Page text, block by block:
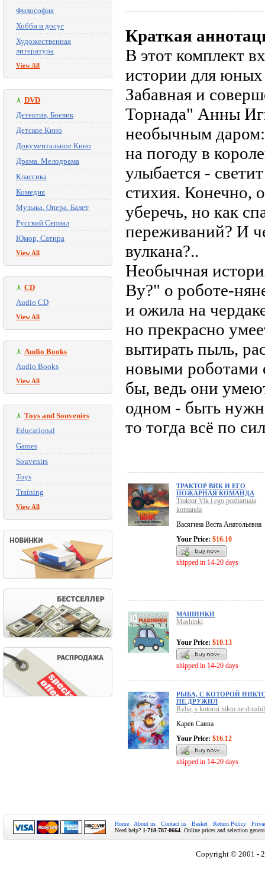
Философия
Хобби и досуг
Художественная
литература
View All
DVD
Детектив, Боевик
Детское Кино
Документальное Кино
Драма. Мелодрама
Классика
Комедия
Музыка. Опера. Балет
Русский Сериал
Юмор, Сатира
View All
CD
Audio CD
View All
Audio Books
Audio Books
View All
Toys and Souvenirs
Educational
Games
Souvenirs
Toys
Training
View All
Краткая
В этот комплект
истории для юных
Забавная и
Торнада" Анны
необычным
на погоду в
улыбается -
стихия. Конечно,
уберечь, но как
переживаний? И
вулкана?..
Необычная
Ву?" о роботе-
и ожила на
но прекрасно
вытирать пыль,
новыми роботами
бы, ведь они
одном - быть
то тогда всё по
ТРАКТОР ВИК И ЕГО
ПОЖАРНАЯ КОМАНДА
Traktor Vik i ego pozharnaia
komanda
Васягина Веста Анатольевна
Your Price: $16.10
shipped in 14-20 days
МАШИНКИ
Mashinki
Your Price: $10.13
shipped in 14-20 days
РЫБА, С КОТОРОЙ
НЕ ДРУЖИЛ
Ryba, s kotoroi nikto ne druzhil
Карев Савва
Your Price: $16.12
shipped in 14-20 days
Home About us Contact us Basket Return Policy
Need help? 1-718-787-0664 . Online prices and selection
Copyright © 2001 -